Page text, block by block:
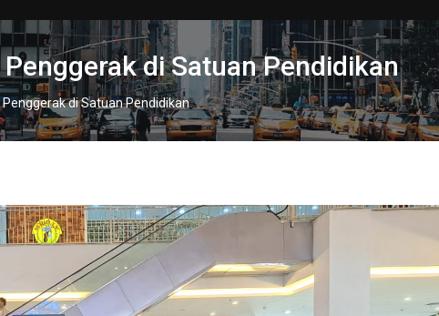
di Satuan Pendidikan
di Satuan Pendidikan